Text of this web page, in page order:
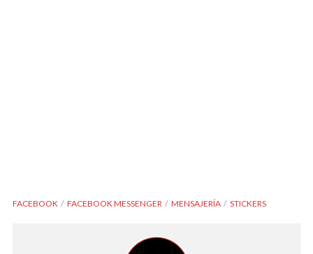
FACEBOOK FACEBOOK MESSENGER MENSAJERÍA STICKERS